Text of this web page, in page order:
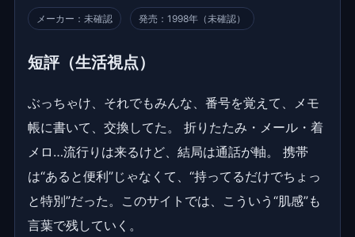
メーカー：未確認 発売：1998年（未確認）
短評（生活視点）
ぶっちゃけ、それでもみんな、番号を覚えて、メモ
帳に書いて、交換してた。 折りたたみ・メール・着
メロ…流行りは来るけど、結局は通話が軸。 携帯
は“あると便利”じゃなくて、“持ってるだけでちょっ
と特別”だった。このサイトでは、こういう“肌感”も
言葉で残していく。